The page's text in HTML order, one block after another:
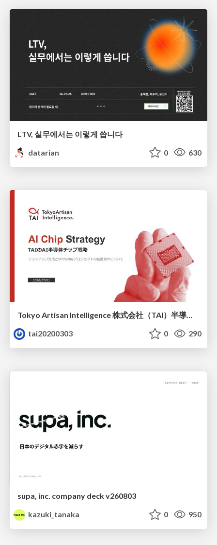
LTV, 실무에서는 이렇게 씁니다
datarian
0 630
Tokyo Artisan Intelligence 株式会社（TAI）半導体戦略_最新版
tai20200303
0 290
supa, inc. company deck v260803
kazuki_tanaka
0 950